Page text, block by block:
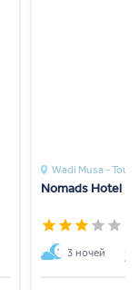
Wadi Musa -
Nomads Hotel
3 ночей